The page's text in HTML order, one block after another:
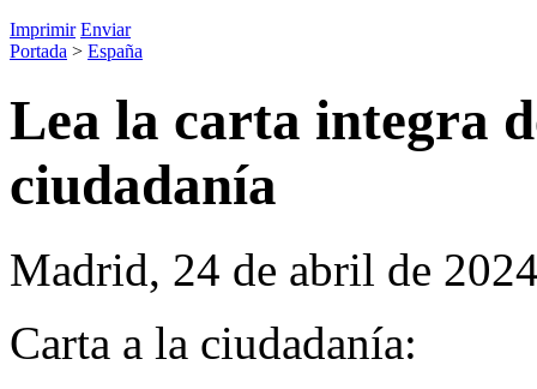
Imprimir Enviar
Portada > España
Lea la carta integra
ciudadanía
Madrid, 24 de abril de
Carta a la ciudadanía: